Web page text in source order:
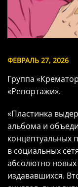
ФЕВРАЛЬ 27, 2026
Группа
«Репортажи».
«Пластинка
альбома и
концептуальных
в социальных
абсолютно
издававшихся.